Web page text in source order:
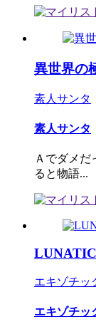
異世界の
素人サンタ
素人サンタ
Ａでダメ
ると物語...
エキゾチッ
エキゾチッ